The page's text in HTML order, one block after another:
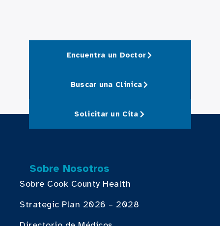
Encuentra un Doctor
Buscar una Clinica
Solicitar un Cita
Sobre Nosotros
Sobre Cook County Health
Strategic Plan 2026 – 2028